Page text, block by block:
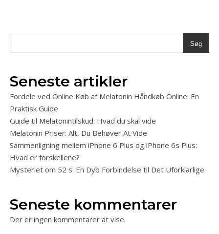
Søg
Seneste artikler
Fordele ved Online Køb af Melatonin Håndkøb Online: En
Praktisk Guide
Guide til Melatonintilskud: Hvad du skal vide
Melatonin Priser: Alt, Du Behøver At Vide
Sammenligning mellem iPhone 6 Plus og iPhone 6s Plus:
Hvad er forskellene?
Mysteriet om 52 s: En Dyb Forbindelse til Det Uforklarlige
Seneste kommentarer
Der er ingen kommentarer at vise.